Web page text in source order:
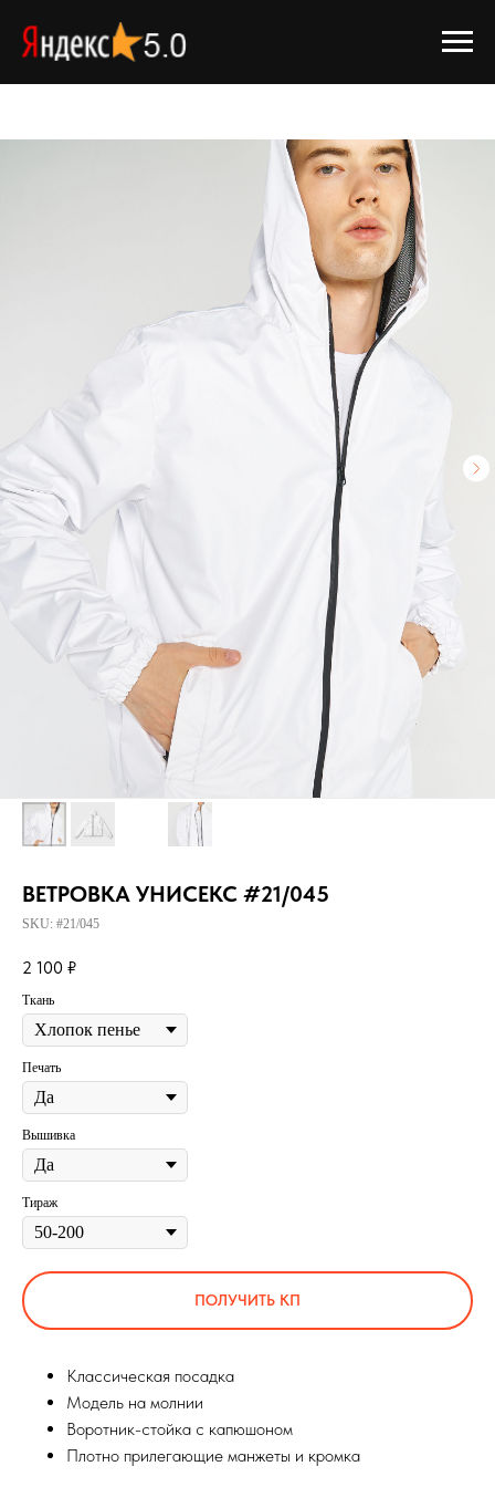
ВЕТРОВКА УНИСЕКС #21/045
SKU: #21/045
2 100 ₽
Ткань
Печать
Вышивка
Тираж
ПОЛУЧИТЬ КП
Классическая посадка
Модель на молнии
Воротник-стойка с капюшоном
Плотно прилегающие манжеты и кромка